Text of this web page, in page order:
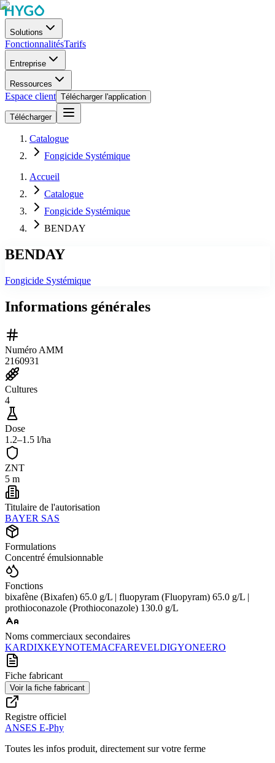
Solutions
FonctionnalitésTarifs
Entreprise
Ressources
Espace client Télécharger l'application
Télécharger
Catalogue
Fongicide Systémique
Accueil
Catalogue
Fongicide Systémique
BENDAY
BENDAY
Fongicide Systémique
Informations générales
Numéro AMM
2160931
Cultures
4
Dose
1.2–1.5 l/ha
ZNT
5 m
Titulaire de l'autorisation
BAYER SAS
Formulations
Concentré émulsionnable
Fonctions
bixafène (Bixafen) 65.0 g/L | fluopyram (Fluopyram) 65.0 g/L |
prothioconazole (Prothioconazole) 130.0 g/L
Noms commerciaux secondaires
KARDIXKEYNOTEMACFAREVELDIGYONEERO
Fiche fabricant
Voir la fiche fabricant
Registre officiel
ANSES E-Phy
Toutes les infos produit, directement sur votre ferme